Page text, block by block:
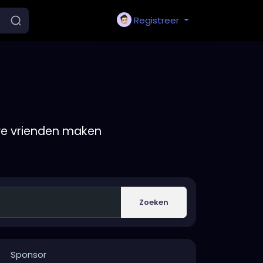
Registreer
vrienden maken
Zoeken
Sponsor